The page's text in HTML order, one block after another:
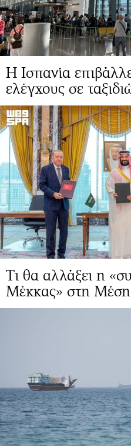
Η Ισπανία
ελέγχους σε
Τι θα αλλάξει η
Μέκκας» στη